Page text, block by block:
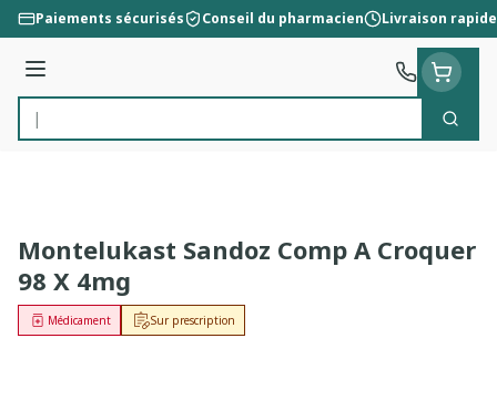
Aller au contenu
Paiements sécurisés Conseil du pharmacien Livraison rapide
Menu
Rechercher
Montelukast Sandoz Comp A Croquer
98 X 4mg
Sur prescription
Médicament